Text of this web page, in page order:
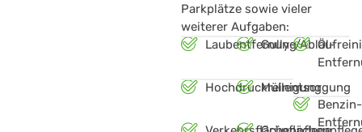
Parkplätze sowie vieler
weiterer Aufgaben:
Laubentfernung
Hochdruckreinigung
Gully-/
Müllentsorgung
Öl-
Benzin-